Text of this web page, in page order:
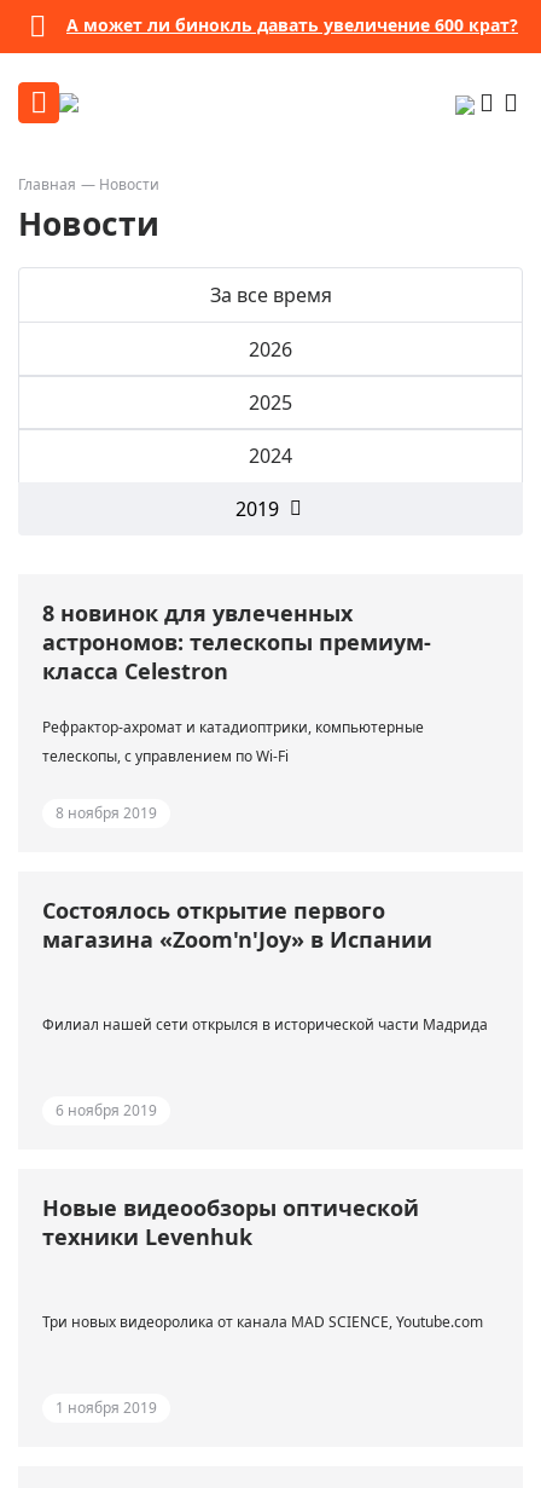
А может ли бинокль давать увеличение 600 крат?
Главная Новости
Новости
За все время
2026
2025
2024
2019
8 новинок для увлеченных
астрономов: телескопы премиум-
класса Celestron
Рефрактор-ахромат и катадиоптрики, компьютерные
телескопы, с управлением по Wi-Fi
8 ноября 2019
Состоялось открытие первого
магазина «Zoom'n'Joy» в Испании
Филиал нашей сети открылся в исторической части Мадрида
6 ноября 2019
Новые видеообзоры оптической
техники Levenhuk
Три новых видеоролика от канала MAD SCIENCE, Youtube.com
1 ноября 2019